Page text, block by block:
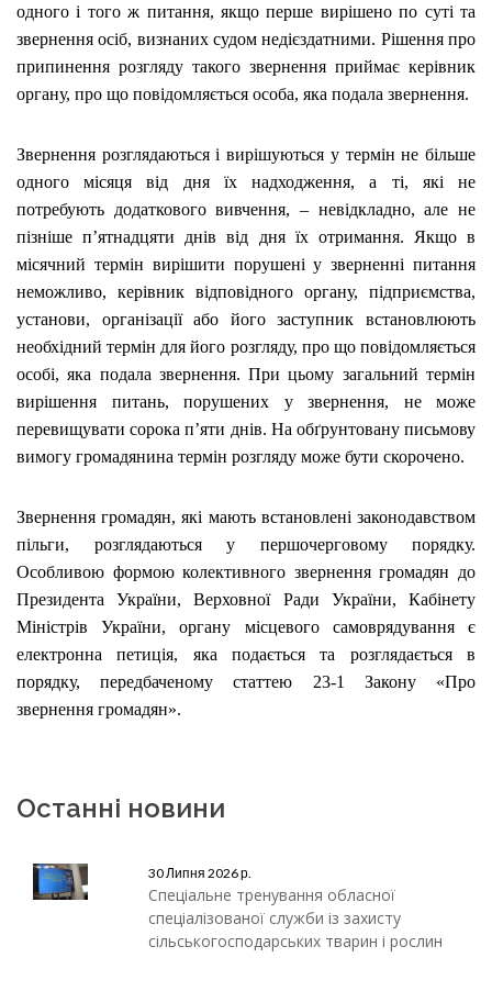
одного і того ж питання, якщо перше вирішено по суті та
звернення осіб, визнаних судом недієздатними. Рішення про
припинення розгляду такого звернення приймає керівник
органу, про що повідомляється особа, яка подала звернення.
Звернення розглядаються і вирішуються у термін не більше
одного місяця від дня їх надходження, а ті, які не
потребують додаткового вивчення, – невідкладно, але не
пізніше п’ятнадцяти днів від дня їх отримання. Якщо в
місячний термін вирішити порушені у зверненні питання
неможливо, керівник відповідного органу, підприємства,
установи, організації або його заступник встановлюють
необхідний термін для його розгляду, про що повідомляється
особі, яка подала звернення. При цьому загальний термін
вирішення питань, порушених у звернення, не може
перевищувати сорока п’яти днів. На обґрунтовану письмову
вимогу громадянина термін розгляду може бути скорочено.
Звернення громадян, які мають встановлені законодавством
пільги, розглядаються у першочерговому порядку.
Особливою формою колективного звернення громадян до
Президента України, Верховної Ради України, Кабінету
Міністрів України, органу місцевого самоврядування є
електронна петиція, яка подається та розглядається в
порядку, передбаченому статтею 23-1 Закону «Про
звернення громадян».
Останні новини
30 Липня 2026 р.
Спеціальне тренування обласної
спеціалізованої служби із захисту
сільськогосподарських тварин і рослин